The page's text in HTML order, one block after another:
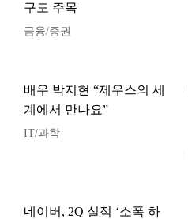
구도 주목
금융/증권
배우 박지현 “제우스의 세
계에서 만나요”
IT/과학
네이버, 2Q 실적 ‘소폭 하